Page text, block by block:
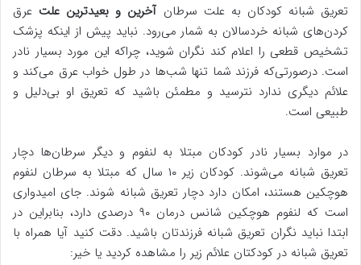
تعریق شبانه کودکان به علت سرطان آخرین و بعیدترین علت عرق
کردن‌های شبانه خردسالان به شمار می‌رود. نباید پیش از اینکه پزشک
تشخیص قطعی را اعلام کند نگران شوید، چراکه این مورد بسیار نادر
است. درصورتی‌که فرزند شما تنها شب‌ها در طول خواب عرق می‌کند و
علائم دیگری ندارد نترسید و مطمئن باشید که تعریق او بی‌دلیل و
طبیعی است.
در موارد بسیار نادر کودکان مبتلا به لنفوم و دیگر سرطان‌ها دچار
تعریق شبانه می‌شوند. کودکان زیر ۱۰ سال که مبتلا به سرطان لنفوم
هوچکین هستند، امکان دارد دچار تعریق شبانه شوند. جای امیدواری
است که لنفوم هوچکین شانس درمان ۹۰ درصدی دارد، بنابراین در
ابتدا نباید نگران تعریق شبانه فرزندتان باشید. دقت کنید آیا همراه با
تعریق شبانه در کودکتان علائم زیر را مشاهده کردید یا خیر: